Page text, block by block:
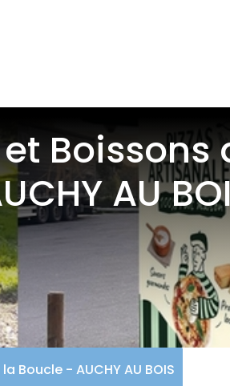
AU
Boucle - AUCHY AU BOIS